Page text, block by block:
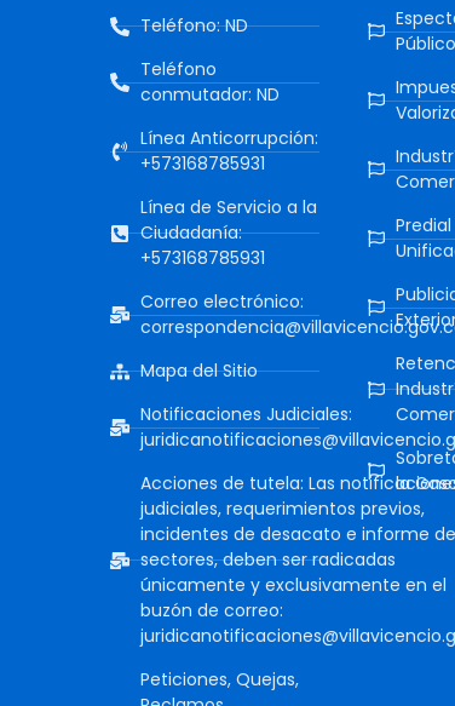
Teléfono: ND
Teléfono
conmutador: ND
Línea Anticorrupción:
+573168785931
Línea de Servicio a la
Ciudadanía:
+573168785931
Correo electrónico:
Mapa del Sitio
Notificaciones Judiciales:
Acciones de tutela: Las
judiciales, requerimientos previos,
incidentes de desacato e informe
sectores, deben ser radicadas
únicamente y exclusivamente en el
buzón de correo:
Peticiones, Quejas,
Predial
la